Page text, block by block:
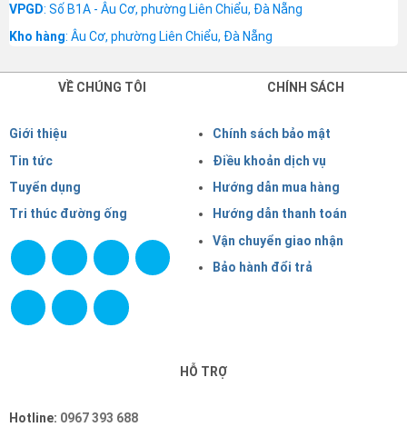
VPGD: Số B1A - Âu Cơ, phường Liên Chiểu, Đà Nẵng
Kho hàng: Âu Cơ, phường Liên Chiểu, Đà Nẵng
VỀ CHÚNG TÔI
Giới thiệu
Tin tức
Tuyển dụng
Tri thúc đường ống
CHÍNH SÁCH
Chính sách bảo mật
Điều khoản dịch vụ
Hướng dẫn mua hàng
Hướng dẫn thanh toán
Vận chuyển giao nhận
Bảo hành đổi trả
HỖ TRỢ
Hotline: 0967 393 688